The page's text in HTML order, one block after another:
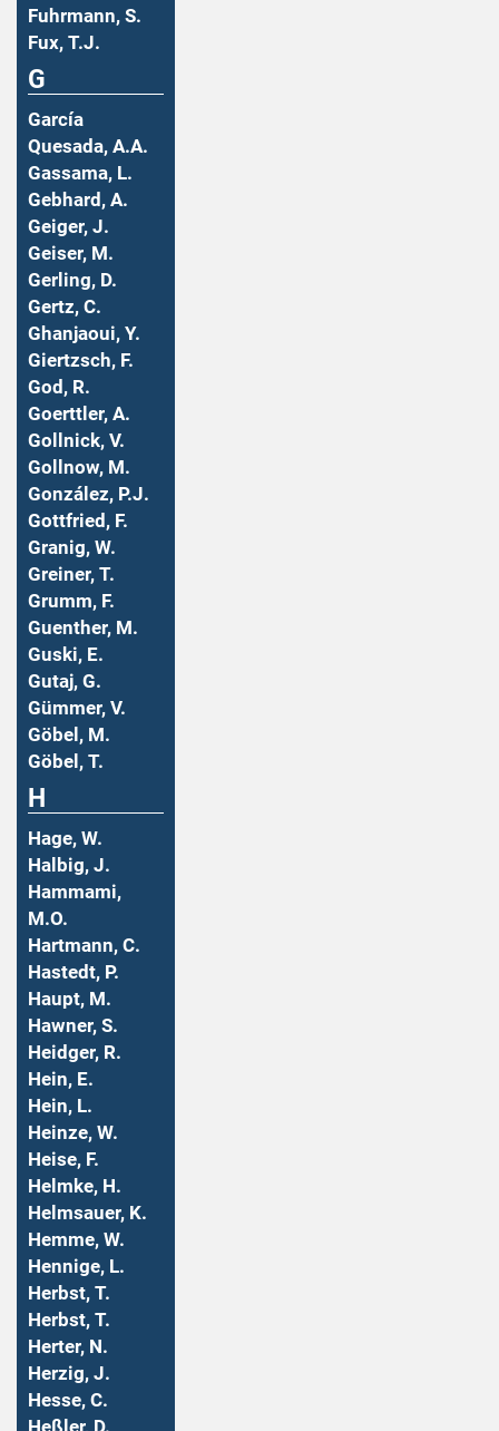
Fuhrmann, S.
Fux, T.J.
G
García
Quesada, A.A.
Gassama, L.
Gebhard, A.
Geiger, J.
Geiser, M.
Gerling, D.
Gertz, C.
Ghanjaoui, Y.
Giertzsch, F.
God, R.
Goerttler, A.
Gollnick, V.
Gollnow, M.
González, P.J.
Gottfried, F.
Granig, W.
Greiner, T.
Grumm, F.
Guenther, M.
Guski, E.
Gutaj, G.
Gümmer, V.
Göbel, M.
Göbel, T.
H
Hage, W.
Halbig, J.
Hammami,
M.O.
Hartmann, C.
Hastedt, P.
Haupt, M.
Hawner, S.
Heidger, R.
Hein, E.
Hein, L.
Heinze, W.
Heise, F.
Helmke, H.
Helmsauer, K.
Hemme, W.
Hennige, L.
Herbst, T.
Herbst, T.
Herter, N.
Herzig, J.
Hesse, C.
Heßler, D.